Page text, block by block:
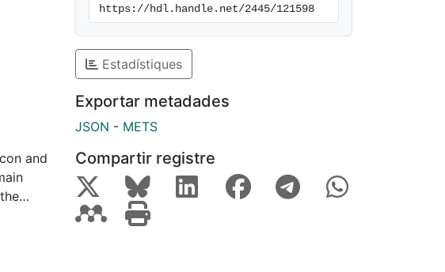
and
in
https://hdl.handle.net/2445/121598
Estadístiques
Exportar metadades
JSON - METS
Compartir registre